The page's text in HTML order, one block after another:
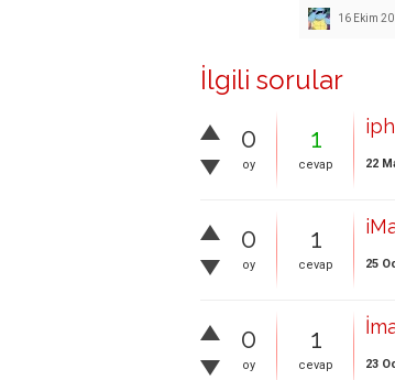
16 Ekim
İlgili sorular
0
oy
1
cevap 22
0
oy
1
cevap 25
0
oy
1
cevap 23